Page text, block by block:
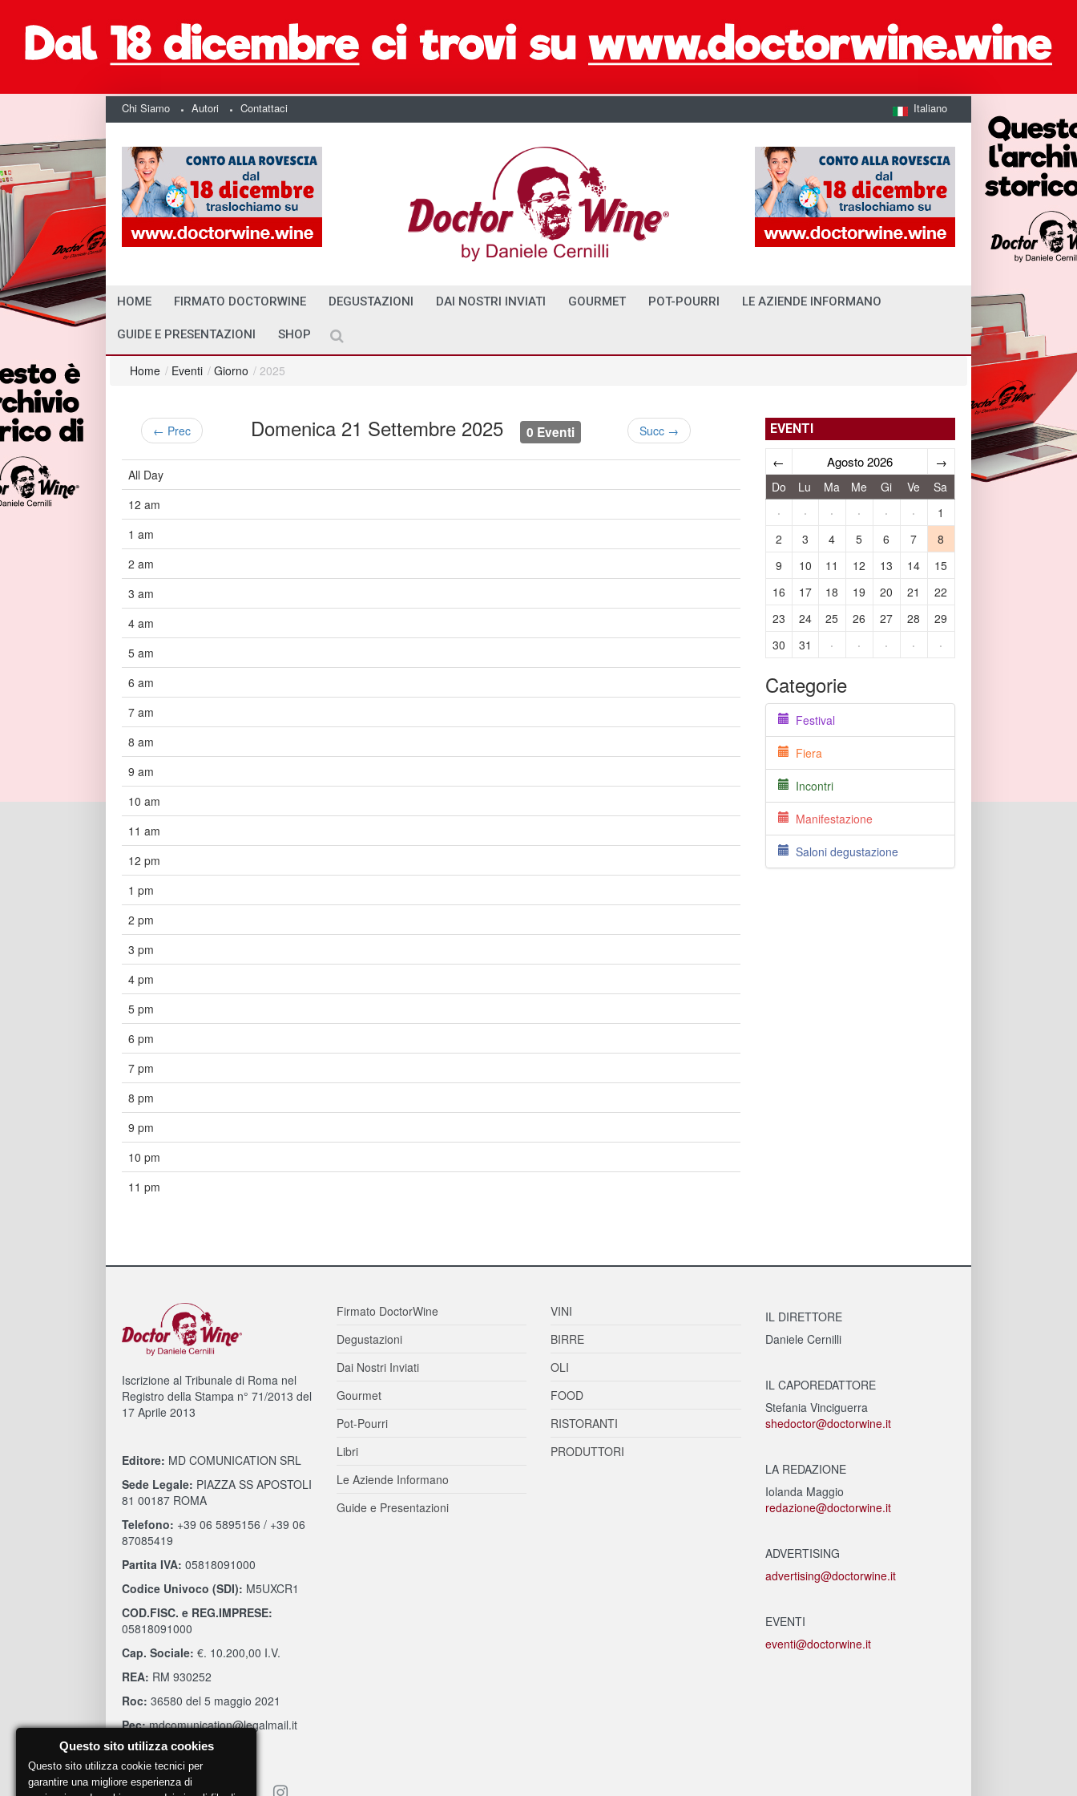
Chi Siamo Autori Contattaci Italiano
HOME FIRMATO DOCTORWINE DEGUSTAZIONI DAI NOSTRI INVIATI GOURMET POT-POURRI LE AZIENDE INFORMANO
GUIDE E PRESENTAZIONI SHOP
Home / Eventi / Giorno / 2025
← Prec Domenica 21 Settembre 2025 0 Eventi Succ →
All Day
12 am
1 am
2 am
3 am
4 am
5 am
6 am
7 am
8 am
9 am
10 am
11 am
12 pm
1 pm
2 pm
3 pm
4 pm
5 pm
6 pm
7 pm
8 pm
9 pm
10 pm
11 pm
EVENTI
← Agosto 2026 →
Do Lu Ma Me Gi Ve
Sa
·
· · · · ·
1
2
3 4 5 6 7
8
9
10 11 12 13 14
15
16
17 18 19 20 21
22
23
24 25 26 27 28
29
30
31 · · · · ·
Categorie
Festival
Fiera
Incontri
Manifestazione
Saloni degustazione
Iscrizione al Tribunale di Roma nel
Registro della Stampa n° 71/2013 del
17 Aprile 2013
Editore: MD COMUNICATION SRL
Sede Legale: PIAZZA SS APOSTOLI
81 00187 ROMA
Telefono: +39 06 5895156 / +39 06
87085419
Partita IVA: 05818091000
Codice Univoco (SDI): M5UXCR1
COD.FISC. e REG.IMPRESE:
05818091000
Cap. Sociale: €. 10.200,00 I.V.
REA: RM 930252
Roc: 36580 del 5 maggio 2021
Pec:mdcomunication@legalmail.it
Firmato DoctorWine
Degustazioni
Dai Nostri Inviati
Gourmet
Pot-Pourri
Libri
Le Aziende Informano
Guide e Presentazioni
VINI
BIRRE
OLI
FOOD
RISTORANTI
PRODUTTORI
IL DIRETTORE
Daniele Cernilli
IL CAPOREDATTORE
Stefania Vinciguerra
shedoctor@doctorwine.it
LA REDAZIONE
Iolanda Maggio
redazione@doctorwine.it
ADVERTISING
advertising@doctorwine.it
EVENTI
eventi@doctorwine.it
Questo sito utilizza cookies
Questo sito utilizza cookie tecnici per
garantire una migliore esperienza di